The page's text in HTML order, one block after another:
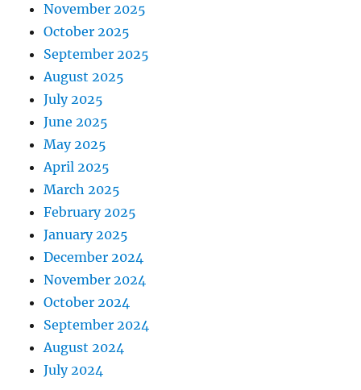
November 2025
October 2025
September 2025
August 2025
July 2025
June 2025
May 2025
April 2025
March 2025
February 2025
January 2025
December 2024
November 2024
October 2024
September 2024
August 2024
July 2024